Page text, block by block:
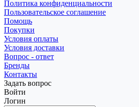
Политика конфиденциальности
Пользовательское соглашение
Помощь
Покупки
Условия оплаты
Условия доставки
Вопрос - ответ
Бренды
Контакты
Задать вопрос
Войти
Логин